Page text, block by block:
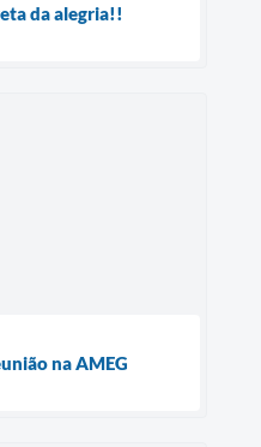
da alegria!!
na AMEG